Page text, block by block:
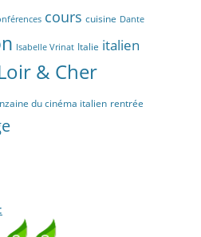
cours cuisine Dante
Isabelle Vrinat Italie italien
& Cher
du cinéma italien rentrée